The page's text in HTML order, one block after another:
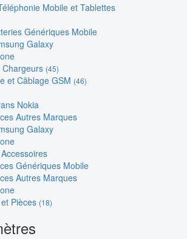
Mobile et Tablettes
Génériques Mobile
Galaxy
(45)
et Câblage GSM (46)
Nokia
Autres Marques
Galaxy
Génériques Mobile
Autres Marques
Pièces (18)